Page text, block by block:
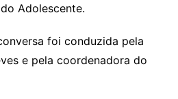
Adolescente.
foi conduzida pela
e pela coordenadora do